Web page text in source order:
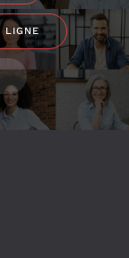
LIGNE